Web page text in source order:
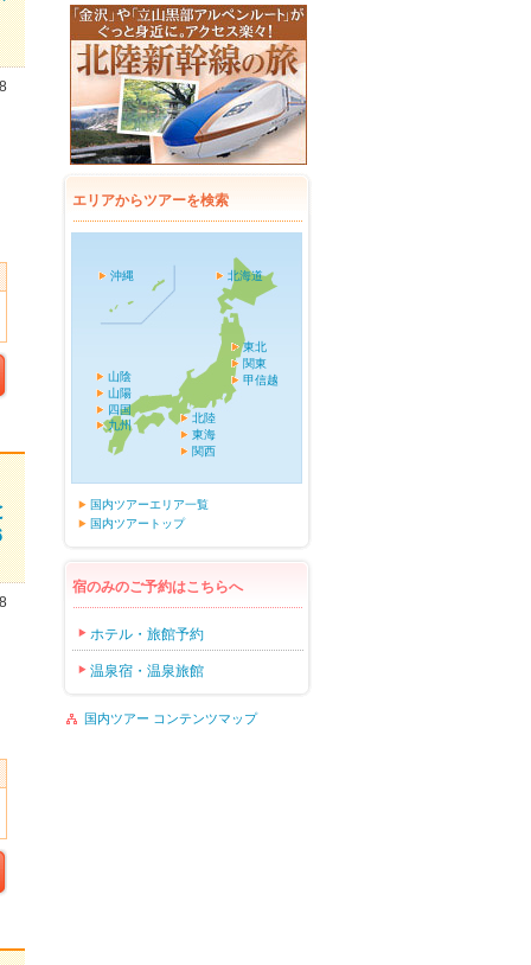
エリアからツアーを検索
北海道
東北
関東
甲信越
北陸
東海
関西
山陰
山陽
四国
九州
沖縄
国内ツアーエリア一覧
国内ツアートップ
宿のみのご予約はこちらへ
ホテル・旅館予約
温泉宿・温泉旅館
国内ツアー コンテンツマップ